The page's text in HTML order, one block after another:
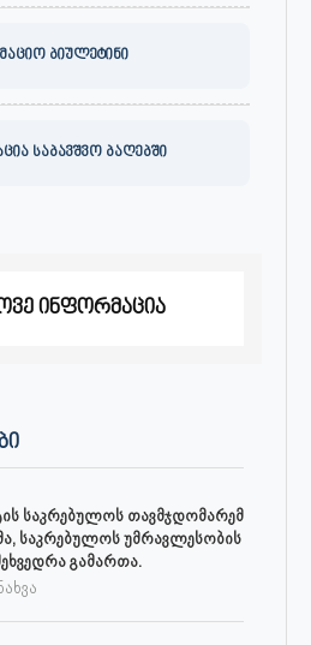
ბიულეტინი
საბავშვო ბაღებში
ინფორმაცია
საკრებულოს თავმჯდომარემ
საკრებულოს უმრავლესობის
გამართა.